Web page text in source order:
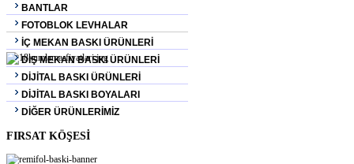
BANTLAR
FOTOBLOK LEVHALAR
İÇ MEKAN BASKI ÜRÜNLERİ
DIŞ MEKAN BASKI ÜRÜNLERİ
DİJİTAL BASKI ÜRÜNLERİ
DİJİTAL BASKI BOYALARI
DİĞER ÜRÜNLERİMİZ
FIRSAT KÖŞESİ